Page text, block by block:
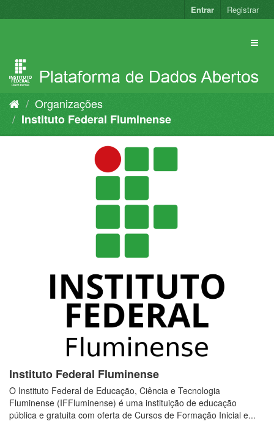
para
Entrar Registrar
Organizações
Instituto Federal Fluminense
Instituto Federal Fluminense
O Instituto Federal de Educação, Ciência e Tecnologia
Fluminense (IFFluminense) é uma instituição de educação
pública e gratuita com oferta de Cursos de Formação Inicial e...